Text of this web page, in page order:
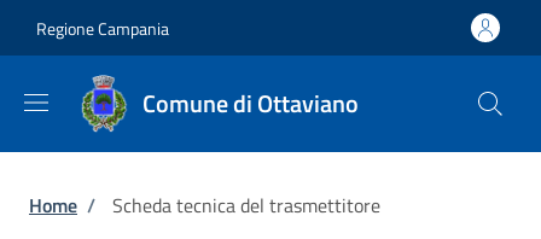
Regione Campania
Comune di Ottaviano
Briciole di pane
Home / Scheda tecnica del trasmettitore